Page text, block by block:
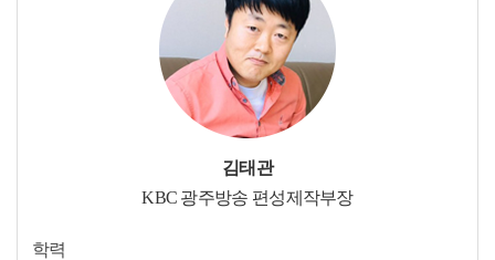
김태관
KBC 광주방송 편성제작부장
학력